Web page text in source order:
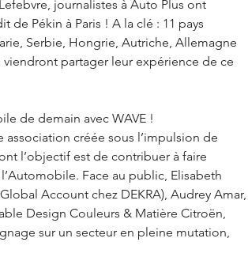
journalistes à Auto Plus ont
Pékin à Paris ! A la clé : 11 pays
Serbie, Hongrie, Autriche, Allemagne
partager leur expérience de ce
de demain avec WAVE !
association créée sous l’impulsion de
l’objectif est de contribuer à faire
Face au public, Elisabeth
Account chez DEKRA), Audrey Amar,
Design Couleurs & Matière Citroën,
sur un secteur en pleine mutation,